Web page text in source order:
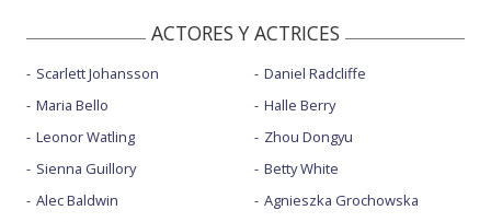
ACTORES Y ACTRICES
Scarlett Johansson
Maria Bello
Leonor Watling
Sienna Guillory
Alec Baldwin
Daniel Radcliffe
Halle Berry
Zhou Dongyu
Betty White
Agnieszka Grochowska